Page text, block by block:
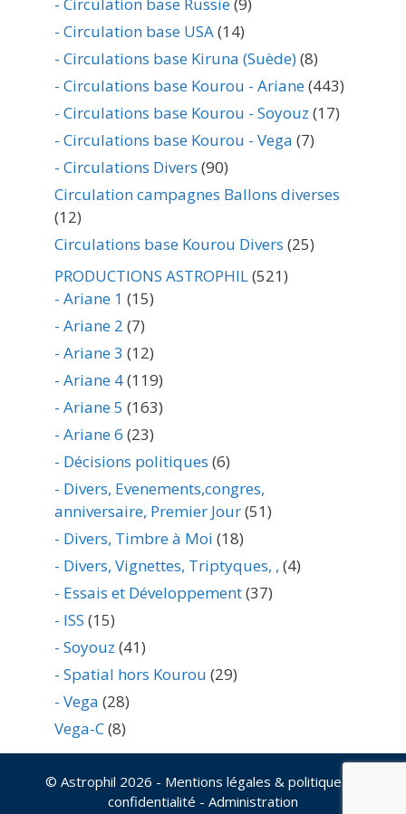
- Circulation base USA(14)
- Circulations base Kiruna (Suède)(8)
- Circulations base Kourou - Ariane(443)
- Circulations base Kourou - Soyouz (17)
- Circulations base Kourou - Vega (7)
- Circulations Divers (90)
Circulation campagnes Ballons diverses
(12)
Circulations base Kourou Divers (25)
PRODUCTIONS ASTROPHIL(521)
- Ariane 1 (15)
- Ariane 2 (7)
- Ariane 3 (12)
- Ariane 4(119)
- Ariane 5 (163)
- Ariane 6 (23)
- Décisions politiques (6)
- Divers, Evenements,congres,
anniversaire, Premier Jour(51)
- Divers, Timbre à Moi (18)
- Divers, Vignettes, Triptyques, , (4)
- Essais et Développement(37)
- ISS (15)
- Soyouz (41)
- Spatial hors Kourou (29)
- Vega (28)
Vega-C(8)
© Astrophil 2026 - Mentions légales & politique de
confidentialité - Administration